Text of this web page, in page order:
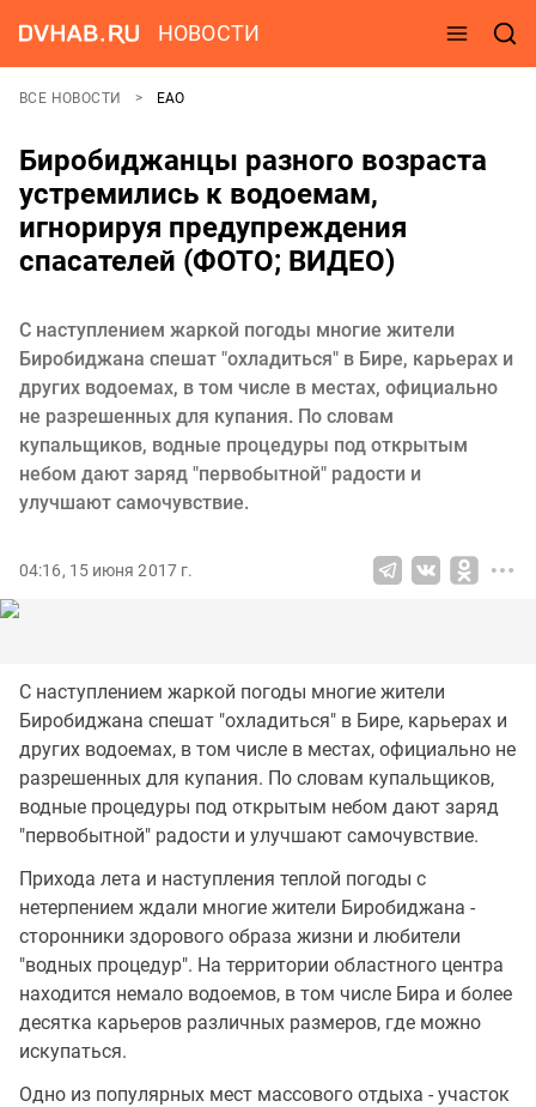
НОВОСТИ
ВСЕ НОВОСТИ ЕАО
Биробиджанцы разного возраста
устремились к водоемам,
игнорируя предупреждения
спасателей (ФОТО; ВИДЕО)
С наступлением жаркой погоды многие жители
Биробиджана спешат "охладиться" в Бире, карьерах и
других водоемах, в том числе в местах, официально
не разрешенных для купания. По словам
купальщиков, водные процедуры под открытым
небом дают заряд "первобытной" радости и
улучшают самочувствие.
04:16, 15 июня 2017 г.
С наступлением жаркой погоды многие жители
Биробиджана спешат "охладиться" в Бире, карьерах и
других водоемах, в том числе в местах, официально не
разрешенных для купания. По словам купальщиков,
водные процедуры под открытым небом дают заряд
"первобытной" радости и улучшают самочувствие.
Прихода лета и наступления теплой погоды с
нетерпением ждали многие жители Биробиджана -
сторонники здорового образа жизни и любители
"водных процедур". На территории областного центра
находится немало водоемов, в том числе Бира и более
десятка карьеров различных размеров, где можно
искупаться.
Одно из популярных мест массового отдыха - участок